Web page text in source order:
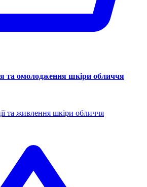
та омолодження шкіри обличчя